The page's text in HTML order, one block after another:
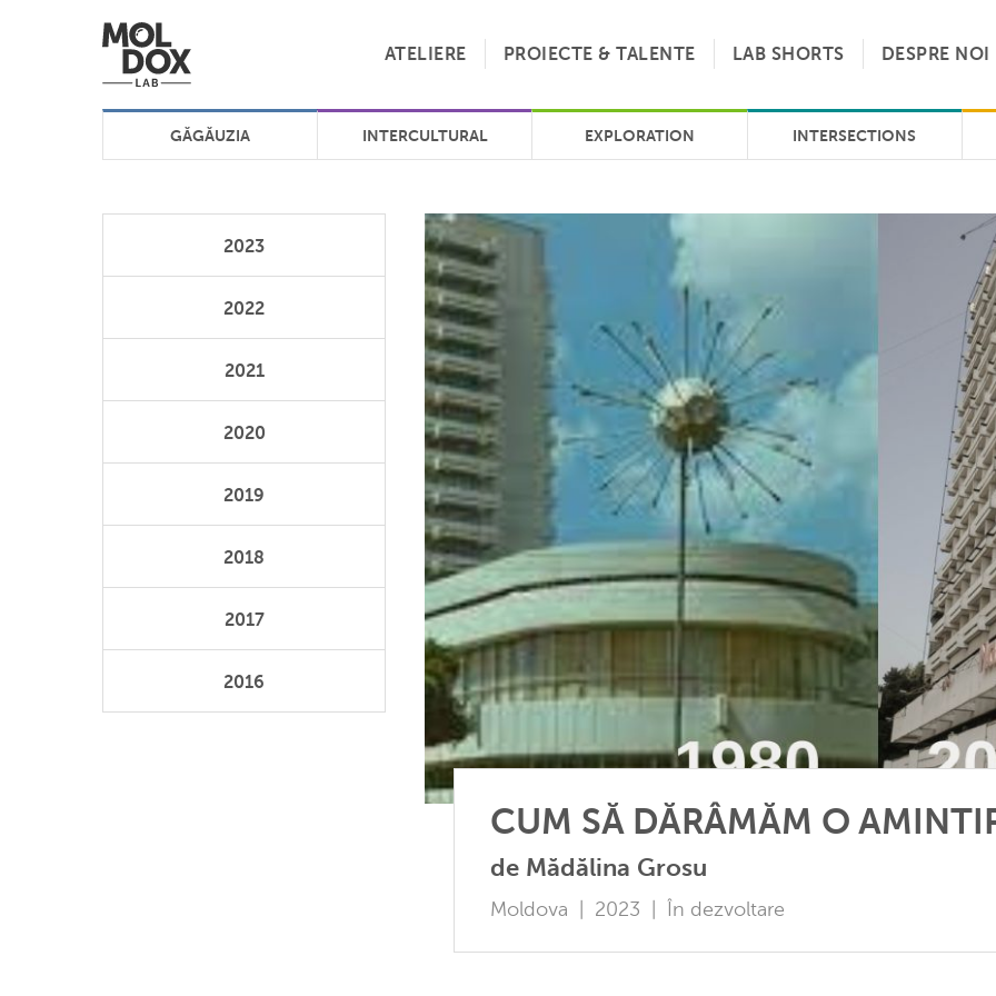
ATELIERE PROIECTE & TALENTE LAB SHORTS DESPRE NOI
GĂGĂUZIA INTERCULTURAL EXPLORATION INTERSECTIONS
2023
2022
2021
2020
2019
2018
2017
2016
CUM SĂ DĂRÂMĂM O
de Mădălina Grosu
Moldova | 2023 | În dezvoltare